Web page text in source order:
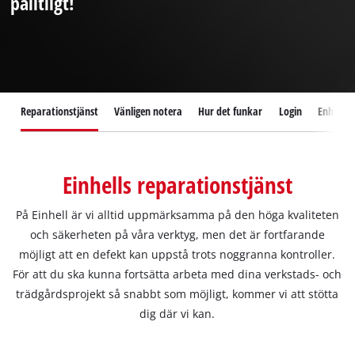
English
Reparationstjänst Vänligen notera Hur det funkar Login
Einhells reparationstjänst
På Einhell är vi alltid uppmärksamma på den höga kvaliteten
och säkerheten på våra verktyg, men det är fortfarande
möjligt att en defekt kan uppstå trots noggranna kontroller.
För att du ska kunna fortsätta arbeta med dina verkstads- och
trädgårdsprojekt så snabbt som möjligt, kommer vi att stötta
dig där vi kan.